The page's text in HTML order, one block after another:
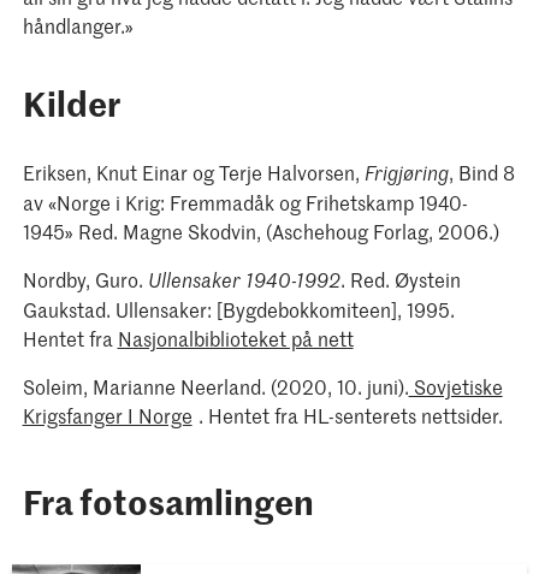
håndlanger.»
Kilder
Eriksen, Knut Einar og Terje Halvorsen, Frigjøring, Bind 8
av «Norge i Krig: Fremmadåk og Frihetskamp 1940-
1945» Red. Magne Skodvin, (Aschehoug Forlag, 2006.)
Nordby, Guro. Ullensaker 1940-1992. Red. Øystein
Gaukstad. Ullensaker: [Bygdebokkomiteen], 1995.
Hentet fra Nasjonalbiblioteket på nett
Soleim, Marianne Neerland. (2020, 10. juni). Sovjetiske
Krigsfanger I Norge . Hentet fra HL-senterets nettsider.
Fra fotosamlingen